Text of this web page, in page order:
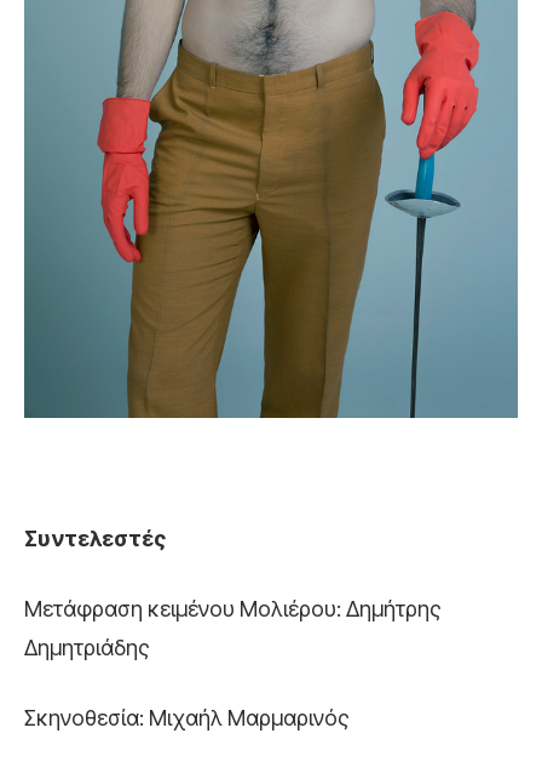
Συντελεστές
Μετάφραση κειμένου Μολιέρου: Δημήτρης
Δημητριάδης
Σκηνοθεσία: Μιχαήλ Μαρμαρινός